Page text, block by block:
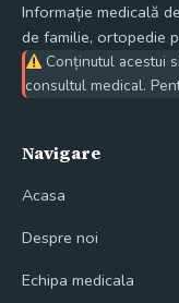
Informație medicală
de familie, ortopedie
Conținutul acestui
consultul medical.
Navigare
Acasa
Despre noi
Echipa medicala